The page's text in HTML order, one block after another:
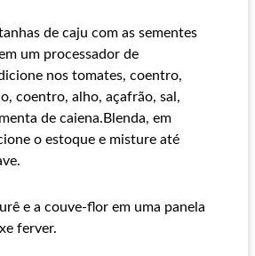
de caju com as sementes
um processador de
nos tomates, coentro,
coentro, alho, açafrão, sal,
de caiena.Blenda, em
o estoque e misture até
e a couve-flor em uma panela
ferver.